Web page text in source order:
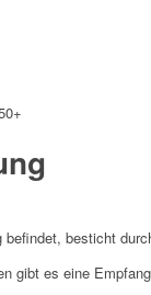
besticht
gibt es eine